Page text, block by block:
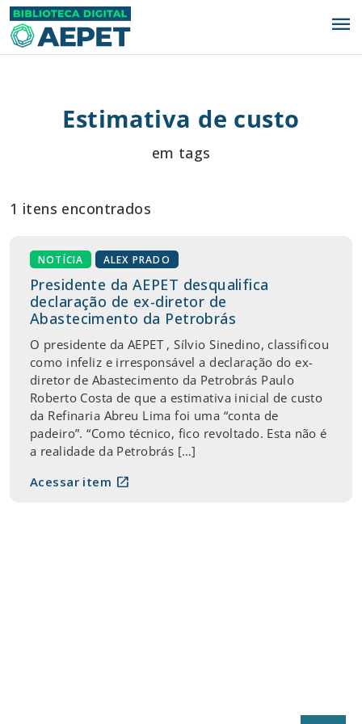
menu
Estimativa de custo
em tags
1 itens encontrados
NOTÍCIA ALEX PRADO
Presidente da AEPET desqualifica
declaração de ex-diretor de
Abastecimento da Petrobrás
O presidente da AEPET , Sílvio Sinedino, classificou
como infeliz e irresponsável a declaração do ex-
diretor de Abastecimento da Petrobrás Paulo
Roberto Costa de que a estimativa inicial de custo
da Refinaria Abreu Lima foi uma “conta de
padeiro”. “Como técnico, fico revoltado. Esta não é
a realidade da Petrobrás […]
Acessar item open_in_new